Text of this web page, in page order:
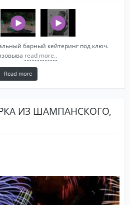
барный кейтеринг под ключ.
read more..
Read more
ИЗ ШАМПАНСКОГО,